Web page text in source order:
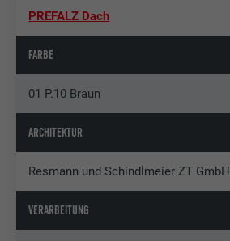
PREFALZ Dach
FARBE
01 P.10 Braun
ARCHITEKTUR
Resmann und Schindlmeier ZT GmbH
VERARBEITUNG